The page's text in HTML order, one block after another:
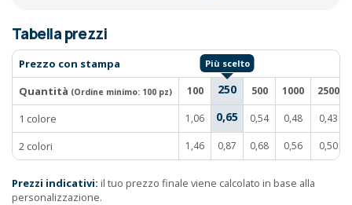
Tabella prezzi
Prezzo con stampa
Quantità (Ordine minimo: 100 pz) 100 250 500 1000 2500
1 colore 1,06 0,65 0,54 0,48 0,43
2 colori 1,46 0,87 0,68 0,56 0,50
Prezzi indicativi: il tuo prezzo finale viene calcolato in base alla
personalizzazione.